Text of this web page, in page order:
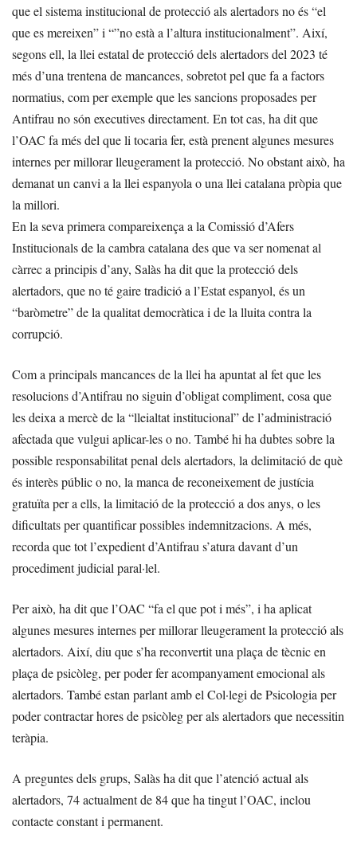
que el sistema institucional de protecció als alertadors no és “el
que es mereixen” i “”no està a l’altura institucionalment”. Així,
segons ell, la llei estatal de protecció dels alertadors del 2023 té
més d’una trentena de mancances, sobretot pel que fa a factors
normatius, com per exemple que les sancions proposades per
Antifrau no són executives directament. En tot cas, ha dit que
l’OAC fa més del que li tocaria fer, està prenent algunes mesures
internes per millorar lleugerament la protecció. No obstant això, ha
demanat un canvi a la llei espanyola o una llei catalana pròpia que
la millori.
En la seva primera compareixença a la Comissió d’Afers
Institucionals de la cambra catalana des que va ser nomenat al
càrrec a principis d’any, Salàs ha dit que la protecció dels
alertadors, que no té gaire tradició a l’Estat espanyol, és un
“baròmetre” de la qualitat democràtica i de la lluita contra la
corrupció.
Com a principals mancances de la llei ha apuntat al fet que les
resolucions d’Antifrau no siguin d’obligat compliment, cosa que
les deixa a mercè de la “lleialtat institucional” de l’administració
afectada que vulgui aplicar-les o no. També hi ha dubtes sobre la
possible responsabilitat penal dels alertadors, la delimitació de què
és interès públic o no, la manca de reconeixement de justícia
gratuïta per a ells, la limitació de la protecció a dos anys, o les
dificultats per quantificar possibles indemnitzacions. A més,
recorda que tot l’expedient d’Antifrau s’atura davant d’un
procediment judicial paral·lel.
Per això, ha dit que l’OAC “fa el que pot i més”, i ha aplicat
algunes mesures internes per millorar lleugerament la protecció als
alertadors. Així, diu que s’ha reconvertit una plaça de tècnic en
plaça de psicòleg, per poder fer acompanyament emocional als
alertadors. També estan parlant amb el Col·legi de Psicologia per
poder contractar hores de psicòleg per als alertadors que necessitin
teràpia.
A preguntes dels grups, Salàs ha dit que l’atenció actual als
alertadors, 74 actualment de 84 que ha tingut l’OAC, inclou
contacte constant i permanent.